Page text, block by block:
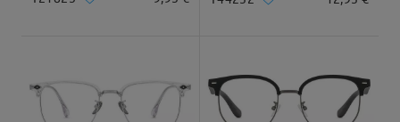
Recomendación de Rostro